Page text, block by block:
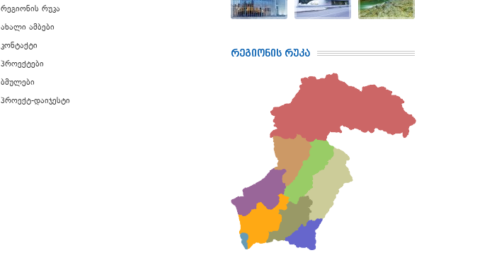
რეგიონის რუკა
ახალი ამბები
კონტაქტი
პროექტები
ბმულები
პროექტ-დაიჯესტი
რეგიონის რუკა